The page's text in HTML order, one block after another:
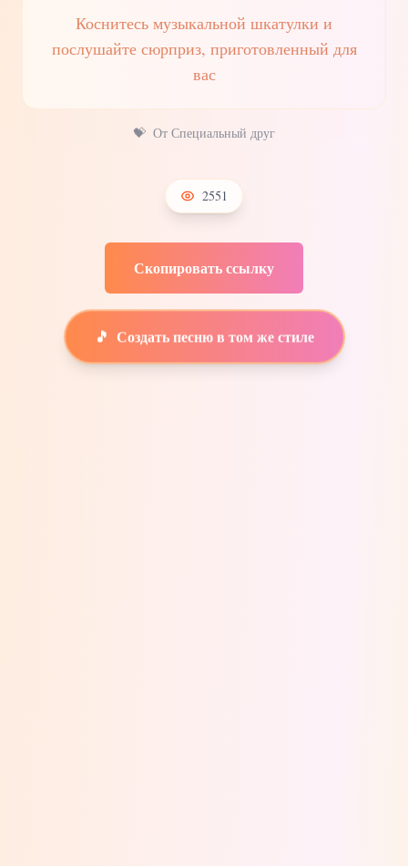
Коснитесь музыкальной шкатулки и
послушайте сюрприз, приготовленный для
вас
💝 От Специальный друг
2551
Скопировать ссылку
🎵 Создать песню в том же стиле